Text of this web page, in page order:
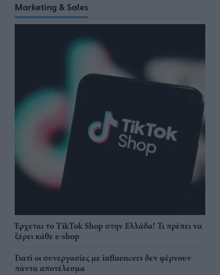
Marketing & Sales
Έρχεται το TikTok Shop στην Ελλάδα! Τι πρέπει να
ξέρει κάθε e-shop
Γιατί οι συνεργασίες με influencers δεν φέρνουν
πάντα αποτέλεσμα